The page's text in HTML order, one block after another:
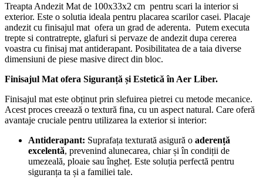
Treapta Andezit Mat de 100x33x2 cm pentru scari la interior si
exterior. Este o solutia ideala pentru placarea scarilor casei. Placaje
andezit cu finisajul mat ofera un grad de aderenta. Putem executa
trepte si contratrepte, glafuri si pervaze de andezit dupa cererea
voastra cu finisaj mat antiderapant. Posibilitatea de a taia diverse
dimensiuni de piese masive direct din bloc.
Finisajul Mat ofera Siguranță și Estetică în Aer Liber.
Finisajul mat este obținut prin slefuirea pietrei cu metode mecanice.
Acest proces creează o textură fina, cu un aspect natural. Care oferă
avantaje cruciale pentru utilizarea la exterior si interior:
Antiderapant: Suprafața texturată asigură o aderență
excelentă, prevenind alunecarea, chiar și în condiții de
umezeală, ploaie sau îngheț. Este soluția perfectă pentru
siguranța ta și a familiei tale.